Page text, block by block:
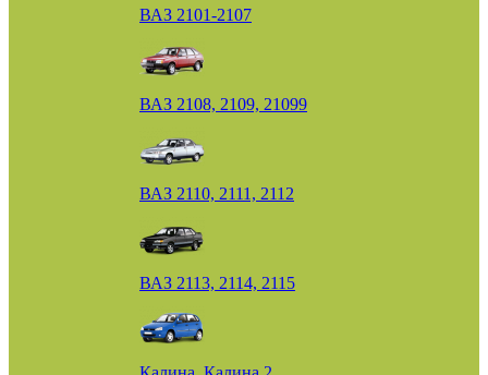
ВАЗ 2101-2107
ВАЗ 2108, 2109, 21099
ВАЗ 2110, 2111, 2112
ВАЗ 2113, 2114, 2115